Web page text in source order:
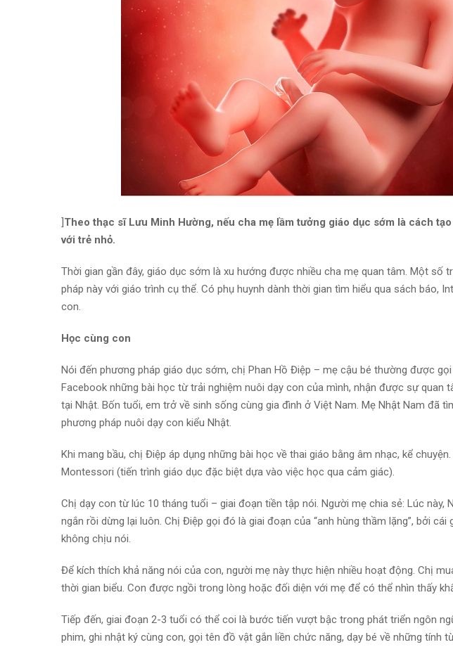
]Theo thạc sĩ Lưu Minh Hường, nếu cha mẹ lầm tưởng giáo dục sớm là cách
với trẻ nhỏ.
Thời gian gần đây, giáo dục sớm là xu hướng được nhiều cha mẹ quan tâm. Một số
pháp này với giáo trình cụ thể. Có phụ huynh dành thời gian tìm hiểu qua sách báo,
con.
Học cùng con
Nói đến phương pháp giáo dục sớm, chị Phan Hồ Điệp – mẹ cậu bé thường được
Facebook những bài học từ trải nghiệm nuôi dạy con của mình, nhận được sự quan
tại Nhật. Bốn tuổi, em trở về sinh sống cùng gia đình ở Việt Nam. Mẹ Nhật Nam đã
phương pháp nuôi dạy con kiểu Nhật.
Khi mang bầu, chị Điệp áp dụng những bài học về thai giáo bằng âm nhạc, kể
Montessori (tiến trình giáo dục đặc biệt dựa vào việc học qua cảm giác).
Chị dạy con từ lúc 10 tháng tuổi – giai đoạn tiền tập nói. Người mẹ chia sẻ: Lúc
ngắn rồi dừng lại luôn. Chị Điệp gọi đó là giai đoạn của “anh hùng thầm lặng”, bởi
không chịu nói.
Để kích thích khả năng nói của con, người mẹ này thực hiện nhiều hoạt động. Chị
thời gian biểu. Con được ngồi trong lòng hoặc đối diện với mẹ để có thể nhìn thấy
Tiếp đến, giai đoạn 2-3 tuổi có thể coi là bước tiến vượt bậc trong phát triển ngôn
phim, ghi nhật ký cùng con, gọi tên đồ vật gắn liền chức năng, dạy bé về những tính